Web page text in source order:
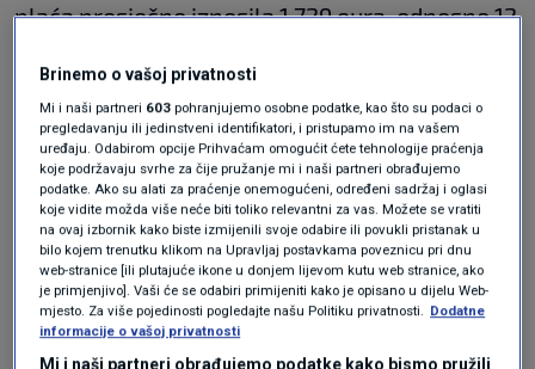
plaća prosječno iznosila 1.729 eura, odnosno 12
Plenković odgovorio kritičarima: Naš
set mjera je strukturiran na način
koji je ekonomski branjiv
EKONOMIJA|28. svi.
Znatan rast prosječnih plaća ostvario je i
sektor profesionalnih, znanstvenih i tehničkih
djelatnosti. U tom sektoru prosječne plaće su
Brinemo o vašoj privatnosti
Mi i naši partneri 603 pohranjujemo osobne podatke, kao što su podaci o
pregledavanju ili jedinstveni identifikatori, i pristupamo im na vašem
uređaju. Odabirom opcije Prihvaćam omogućit ćete tehnologije praćenja
koje podržavaju svrhe za čije pružanje mi i naši partneri obrađujemo
podatke. Ako su alati za praćenje onemogućeni, određeni sadržaj i oglasi
koje vidite možda više neće biti toliko relevantni za vas. Možete se vratiti
na ovaj izbornik kako biste izmijenili svoje odabire ili povukli pristanak u
bilo kojem trenutku klikom na Upravljaj postavkama poveznicu pri dnu
web-stranice [ili plutajuće ikone u donjem lijevom kutu web stranice, ako
je primjenjivo]. Vaši će se odabiri primijeniti kako je opisano u dijelu Web-
mjesto. Za više pojedinosti pogledajte našu Politiku privatnosti. Dodatne
informacije o vašoj privatnosti
Mi i naši partneri obrađujemo podatke kako bismo pružili